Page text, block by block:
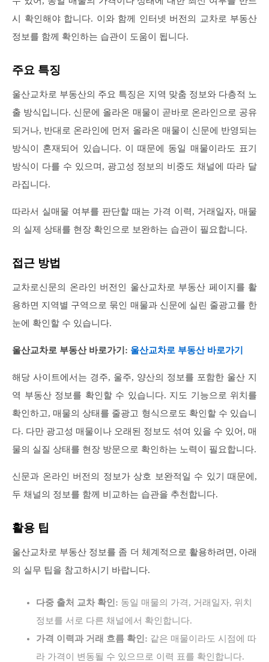
시 확인해야 합니다. 이와 함께 인터넷 버전의 교차로 부동산
정보를 함께 확인하는 습관이 도움이 됩니다.
주요 특징
울산교차로 부동산의 주요 특징은 지역 맞춤 정보와 다층적 노
출 방식입니다. 신문에 올라온 매물이 곧바로 온라인으로 공유
되거나, 반대로 온라인에 먼저 올라온 매물이 신문에 반영되는
방식이 혼재되어 있습니다. 이 때문에 동일 매물이라도 표기
방식이 다를 수 있으며, 광고성 정보의 비중도 채널에 따라 달
라집니다.
따라서 실매물 여부를 판단할 때는 가격 이력, 거래일자, 매물
의 실제 상태를 현장 확인으로 보완하는 습관이 필요합니다.
접근 방법
교차로신문의 온라인 버전인 울산교차로 부동산 페이지를 활
용하면 지역별 구역으로 묶인 매물과 신문에 실린 줄광고를 한
눈에 확인할 수 있습니다.
울산교차로 부동산 바로가기: 울산교차로 부동산 바로가기
해당 사이트에서는 경주, 울주, 양산의 정보를 포함한 울산 지
역 부동산 정보를 확인할 수 있습니다. 지도 기능으로 위치를
확인하고, 매물의 상태를 줄광고 형식으로도 확인할 수 있습니
다. 다만 광고성 매물이나 오래된 정보도 섞여 있을 수 있어, 매
물의 실질 상태를 현장 방문으로 확인하는 노력이 필요합니다.
신문과 온라인 버전의 정보가 상호 보완적일 수 있기 때문에,
두 채널의 정보를 함께 비교하는 습관을 추천합니다.
활용 팁
울산교차로 부동산 정보를 좀 더 체계적으로 활용하려면, 아래
의 실무 팁을 참고하시기 바랍니다.
다중 출처 교차 확인: 동일 매물의 가격, 거래일자, 위치
정보를 서로 다른 채널에서 확인합니다.
가격 이력과 거래 흐름 확인: 같은 매물이라도 시점에 따
라 가격이 변동될 수 있으므로 이력 표를 확인합니다.